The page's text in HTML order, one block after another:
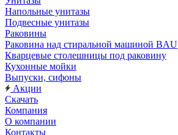
Напольные унитазы
Подвесные унитазы
Раковины
Раковина над стиральной машиной BAU
Кварцевые столешницы под раковину
Кухонные мойки
Выпуски, сифоны
Акции
Скачать
Компания
О компании
Контакты